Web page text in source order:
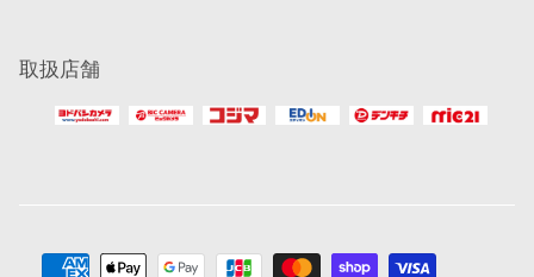
取扱店舗